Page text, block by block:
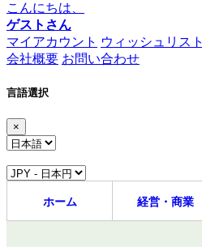
こんにちは、
ゲストさん
マイアカウント ウィッシュリスト
会社概要 お問い合わせ
言語選択
×
ホーム 経営・商業